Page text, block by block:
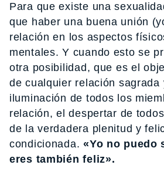
Para que existe una
que haber una buena unión
relación en los aspectos
mentales. Y cuando esto se
otra posibilidad, que es el
de cualquier relación sagrada
iluminación de todos los
relación, el despertar de
de la verdadera plenitud y
condicionada.«Yo no puedo
eres también feliz».